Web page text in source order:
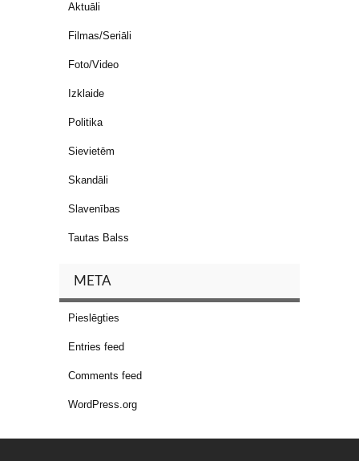
Aktuāli
Filmas/Seriāli
Foto/Video
Izklaide
Politika
Sievietēm
Skandāli
Slavenības
Tautas Balss
META
Pieslēgties
Entries feed
Comments feed
WordPress.org